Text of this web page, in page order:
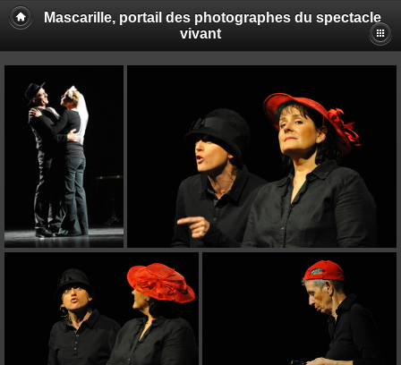
Mascarille, portail des photographes du spectacle
vivant